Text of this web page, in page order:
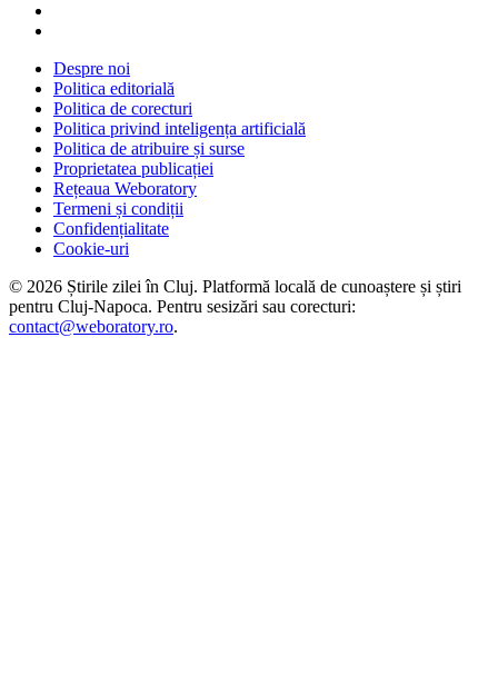
Despre noi
Politica editorială
Politica de corecturi
Politica privind inteligența artificială
Politica de atribuire și surse
Proprietatea publicației
Rețeaua Weboratory
Termeni și condiții
Confidențialitate
Cookie-uri
© 2026 Știrile zilei în Cluj. Platformă locală de cunoaștere și știri
pentru Cluj-Napoca. Pentru sesizări sau corecturi:
contact@weboratory.ro.